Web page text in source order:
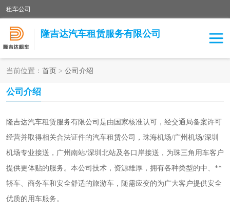
租车公司
隆吉达汽车租赁服务有限公司
当前位置： 首页 > 公司介绍
公司介绍
隆吉达汽车租赁服务有限公司是由国家核准认可，经交通局备案许可
经营并取得相关合法证件的汽车租赁公司，珠海机场/广州机场/深圳
机场专业接送，广州南站/深圳北站及各口岸接送，为珠三角用车客户
提供更体贴的服务。本公司技术，资源雄厚，拥有各种类型的中、**
轿车、商务车和安全舒适的旅游车，随需应变的为广大客户提供安全
优质的用车服务。
租车公司